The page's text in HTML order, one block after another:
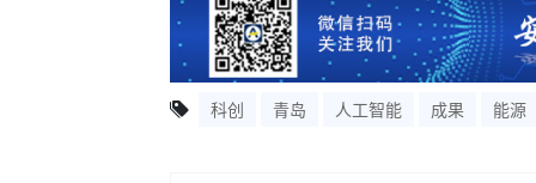
科创 青岛 人工智能 成果 能源